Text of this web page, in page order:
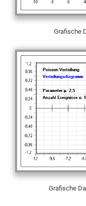
Grafische
Grafische